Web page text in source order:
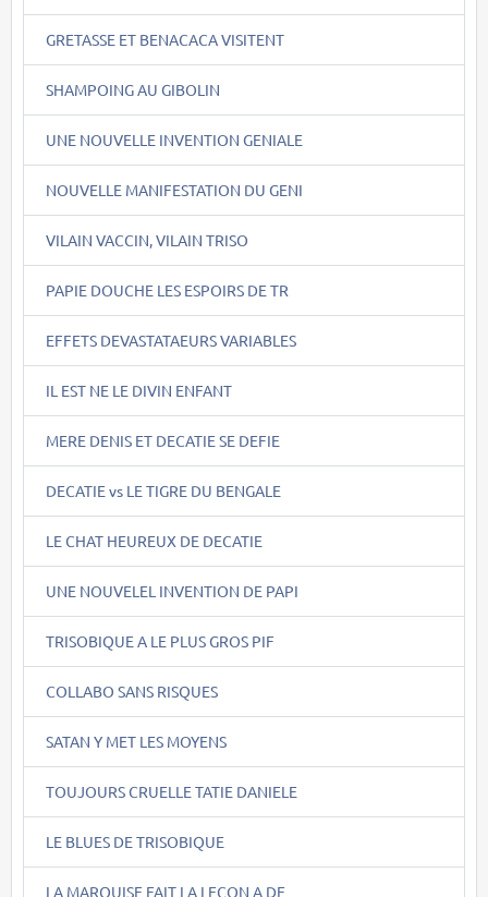
GRETASSE ET BENACACA VISITENT
SHAMPOING AU GIBOLIN
UNE NOUVELLE INVENTION GENIALE
NOUVELLE MANIFESTATION DU GENI
VILAIN VACCIN, VILAIN TRISO
PAPIE DOUCHE LES ESPOIRS DE TR
EFFETS DEVASTATAEURS VARIABLES
IL EST NE LE DIVIN ENFANT
MERE DENIS ET DECATIE SE DEFIE
DECATIE vs LE TIGRE DU BENGALE
LE CHAT HEUREUX DE DECATIE
UNE NOUVELEL INVENTION DE PAPI
TRISOBIQUE A LE PLUS GROS PIF
COLLABO SANS RISQUES
SATAN Y MET LES MOYENS
TOUJOURS CRUELLE TATIE DANIELE
LE BLUES DE TRISOBIQUE
LA MARQUISE FAIT LA LECON A DE